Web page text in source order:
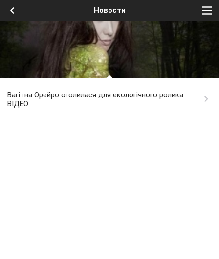
Новости
Вагітна Орейро оголилася для екологічного ролика.
ВІДЕО